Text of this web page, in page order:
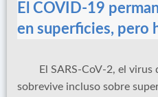
El COVID-19
en superficies, pero
El SARS-CoV-2, el
sobrevive incluso sobre